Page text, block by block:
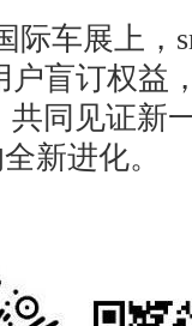
际车展上，
户盲订权益
同见证新
新进化。